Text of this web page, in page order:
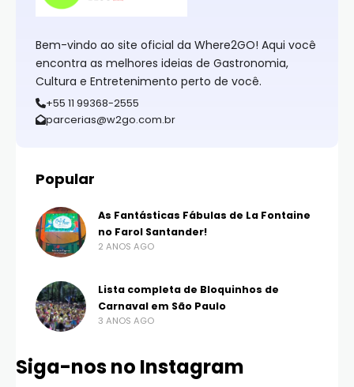
Bem-vindo ao site oficial da Where2GO! Aqui você
encontra as melhores ideias de Gastronomia,
Cultura e Entretenimento perto de você.
+55 11 99368-2555
parcerias@w2go.com.br
Popular
As Fantásticas Fábulas de La Fontaine
no Farol Santander!
2 ANOS AGO
Lista completa de Bloquinhos de
Carnaval em São Paulo
3 ANOS AGO
Siga-nos no Instagram